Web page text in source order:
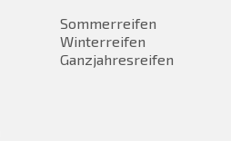
Sommerreifen
Winterreifen
Ganzjahresreifen